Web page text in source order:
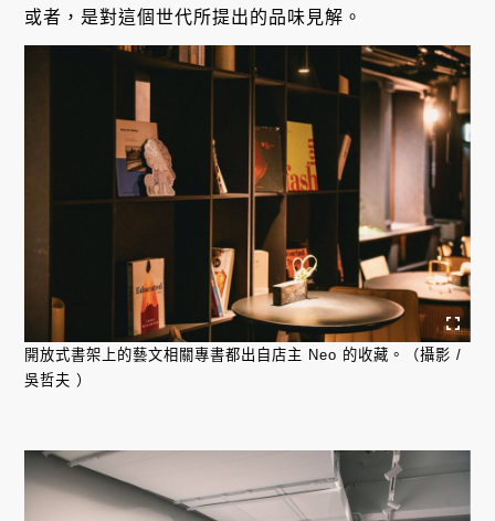
或者，是對這個世代所提出的品味見解。
開放式書架上的藝文相關專書都出自店主 Neo 的收藏。（攝影 /
吳哲夫 ）